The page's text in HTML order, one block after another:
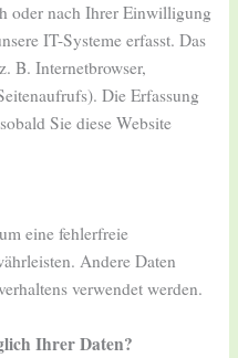
oder nach Ihrer Einwilligung
IT-Systeme erfasst. Das
B. Internetbrowser,
Die Erfassung
Sie diese Website
eine fehlerfreie
Andere Daten
verwendet werden.
Ihrer Daten?